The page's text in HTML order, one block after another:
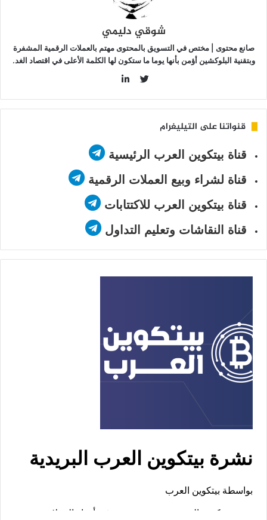
شوقي دليمي
صانع محتوى | مختص في التسويق بالمحتوى مهتم بالعملات الرقمية المشفرة
وبتقنية البلوكشين أؤمن بأنها يوما ما ستكون لها الكلمة الأعلى في اقتصاد الغد.
قنواتنا على التيليغرام
قناة بيتكوين العرب الرئيسية
قناة لشراء وبيع العملات الرقمية
قناة بيتكوين العرب للاكتتابات
قناة النقاشات وتعليم التداول